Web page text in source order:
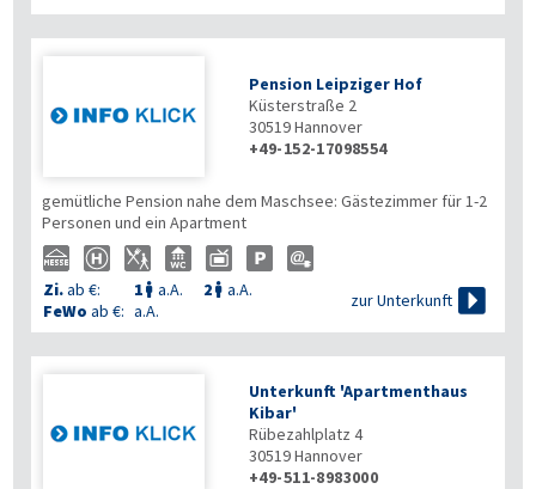
Pension Leipziger Hof
Küsterstraße 2
30519Hannover
+49-152-17098554
Zi.ab €: 1  a.A. 2  a.A.
FeWo ab €: a.A.
gemütliche Pension nahe dem Maschsee: Gästezimmer für 1-2
Personen und ein Apartment
zur Unterkunft 
Unterkunft 'Apartmenthaus
Kibar'
Rübezahlplatz 4
30519Hannover
+49-511-8983000